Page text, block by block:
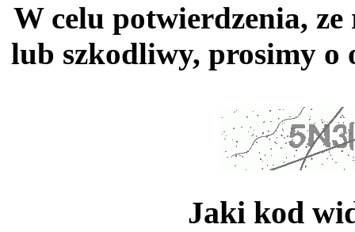
W celu potwierdzenia,
lub szkodliwy, prosimy o
Jaki kod